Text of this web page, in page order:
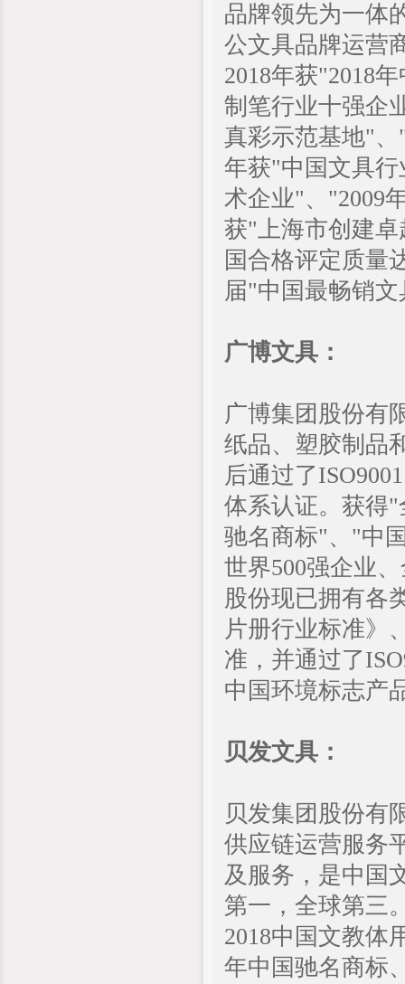
品牌领先为一体
公文具品牌运营
2018年获"2018
制笔行业十强企
真彩示范基地"、
年获"中国文具
术企业"、"2009
获"上海市创建
国合格评定质量
届"中国最畅销
广博文具：
广博集团股份有
纸品、塑胶制品
后通过了
体系认证。获得
驰名商标"、"中
世界500强企业
股份现已拥有各
片册行业标准》
准，并通过了
中国环境标志产
贝发文具：
贝发集团股份有
供应链运营服务
及服务，是中国
第一，全球第三
2018中国文教体
年中国驰名商标